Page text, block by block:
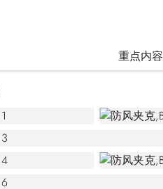
重点内容